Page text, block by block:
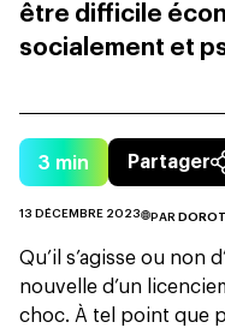
être difficile
socialement et
3 min Partager
13 DÉCEMBRE 2023 PAR
Qu’il s’agisse ou non
nouvelle d’un
choc. À tel point que